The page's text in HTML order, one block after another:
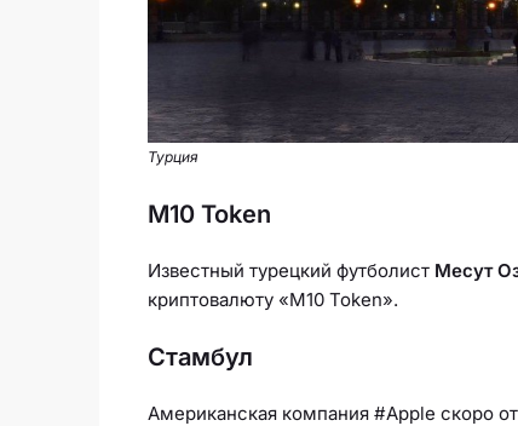
Турция
M10 Token
Известный турецкий футболист Месут
криптовалюту «M10 Token».
Стамбул
Американская компания #Apple скоро